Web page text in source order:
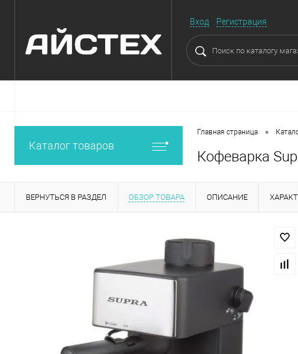
Вход Регистрация
Каталог товаров
Главная страница •
Кофеварка
ВЕРНУТЬСЯ В РАЗДЕЛ ОБЗОР ТОВАРА ОПИСАНИЕ